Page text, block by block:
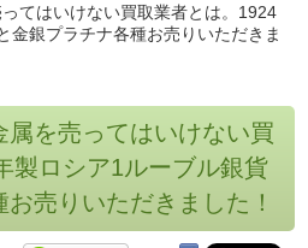
てはいけない買取業者とは。1924
金銀プラチナ各種お売りいただきま
を売ってはいけない買
製ロシア1ルーブル銀貨
売りいただきました！